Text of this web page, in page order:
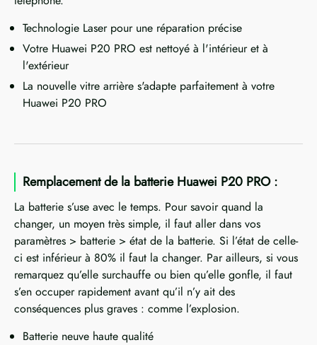
Technologie Laser pour une réparation précise
Votre Huawei P20 PRO est nettoyé à l'intérieur et à
l'extérieur
La nouvelle vitre arrière s'adapte parfaitement à votre
Huawei P20 PRO
Remplacement de la batterie Huawei P20 PRO :
La batterie s’use avec le temps. Pour savoir quand la
changer, un moyen très simple, il faut aller dans vos
paramètres > batterie > état de la batterie. Si l’état de celle-
ci est inférieur à 80% il faut la changer. Par ailleurs, si vous
remarquez qu’elle surchauffe ou bien qu’elle gonfle, il faut
s’en occuper rapidement avant qu’il n’y ait des
conséquences plus graves : comme l’explosion.
Batterie neuve haute qualité